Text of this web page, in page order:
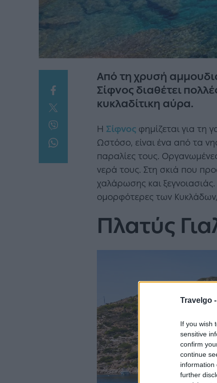
Travelgo -
If you wish
sensitive
confirm
continue
information
further
Από τη χρυσή
Σίφνος διαθέτει
κυκλαδίτικη αύρα.
Η Σίφνος φημίζεται για τη
Ωστόσο, είναι ένα από τα
παραλίες τους.
νερά τους. Στη σκιά που
χαλάρωσης και
ομορφότερες των
Πλατύς